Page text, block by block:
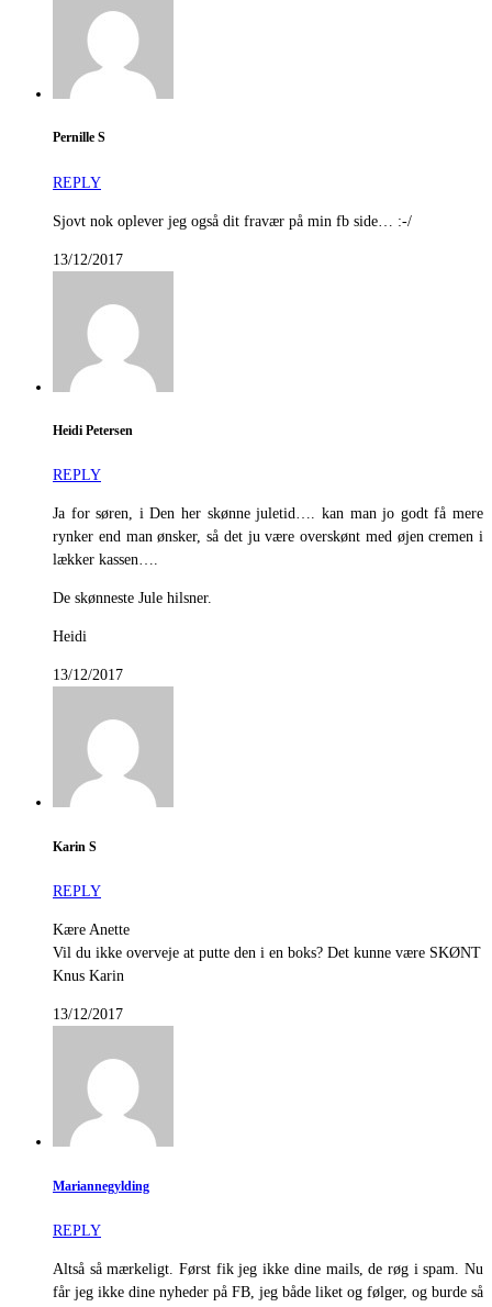
Pernille S
REPLY
Sjovt nok oplever jeg også dit fravær på min fb side… :-/
13/12/2017
Heidi Petersen
REPLY
Ja for søren, i Den her skønne juletid…. kan man jo godt få mere
rynker end man ønsker, så det ju være overskønt med øjen cremen i
lækker kassen….
De skønneste Jule hilsner.
Heidi
13/12/2017
Karin S
REPLY
Kære Anette
Vil du ikke overveje at putte den i en boks? Det kunne være SKØNT
Knus Karin
13/12/2017
Mariannegylding
REPLY
Altså så mærkeligt. Først fik jeg ikke dine mails, de røg i spam. Nu
får jeg ikke dine nyheder på FB, jeg både liket og følger, og burde så